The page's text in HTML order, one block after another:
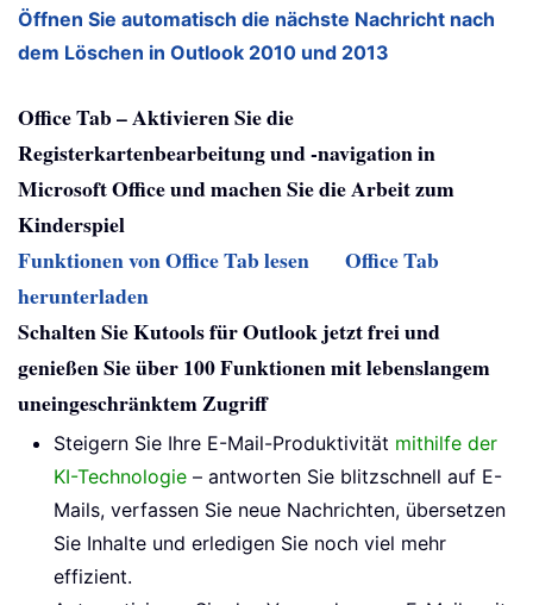
Öffnen Sie automatisch die nächste Nachricht nach
dem Löschen in Outlook 2010 und 2013
Office Tab – Aktivieren Sie die
Registerkartenbearbeitung und -navigation in
Microsoft Office und machen Sie die Arbeit zum
Kinderspiel
Funktionen von Office Tab lesen
Office Tab
herunterladen
Schalten Sie Kutools für Outlook jetzt frei und
genießen Sie über 100 Funktionen mit lebenslangem
uneingeschränktem Zugriff
Steigern Sie Ihre E-Mail-Produktivität mithilfe der
KI-Technologie – antworten Sie blitzschnell auf E-
Mails, verfassen Sie neue Nachrichten, übersetzen
Sie Inhalte und erledigen Sie noch viel mehr
effizient.